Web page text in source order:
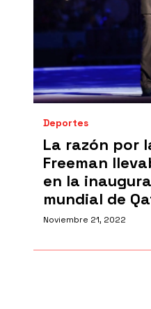
Deportes
La razón por
Freeman
en la
mundial de
Noviembre 21, 2022